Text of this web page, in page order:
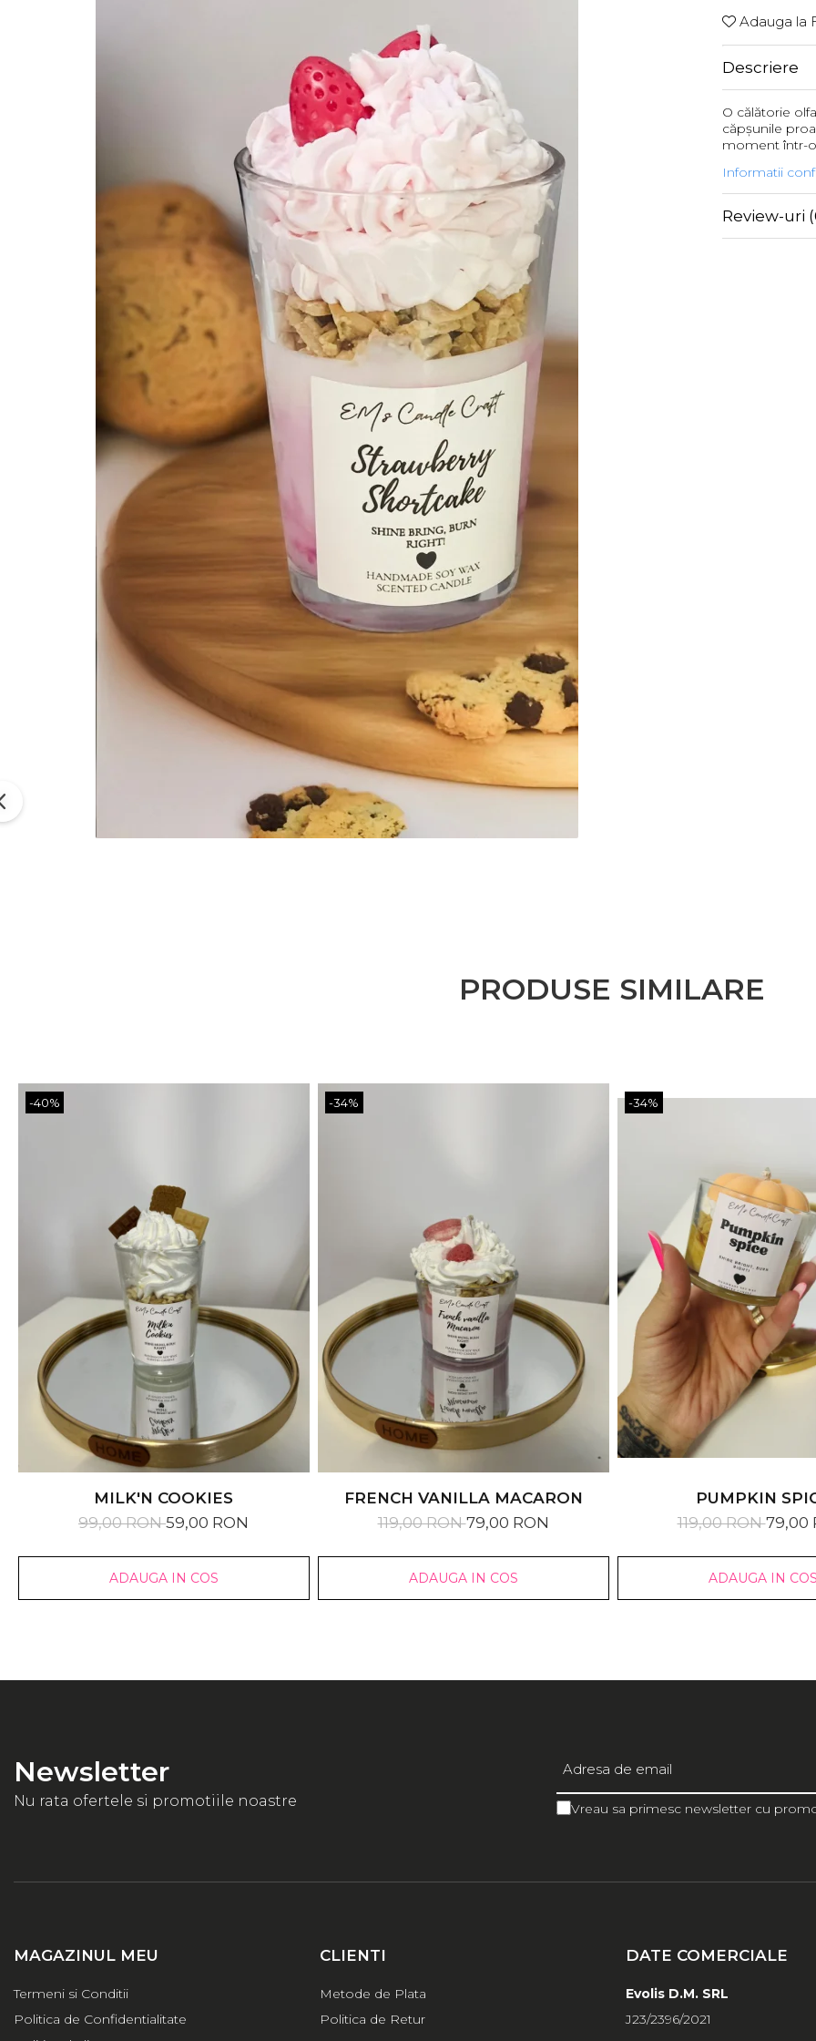
Adauga la
Descriere
O călătorie
căpșunile
moment într-
Informatii
Review-uri
PRODUSE SIMILARE
-40%
MILK'N COOKIES
99,00 RON59,00 RON
ADAUGA IN COS
-34%
FRENCH VANILLA MACARON
119,00 RON79,00 RON
ADAUGA IN COS
-34%
PUMPKIN
119,00 RON79,00
ADAUGA IN
Newsletter
Nu rata ofertele si promotiile noastre Vreau sa primesc newsletter cu
MAGAZINUL MEU
Termeni si Conditii
Politica de Confidentialitate
CLIENTI
Metode de Plata
Politica de Retur
DATE COMERCIALE
Evolis D.M. SRL
J23/2396/2021